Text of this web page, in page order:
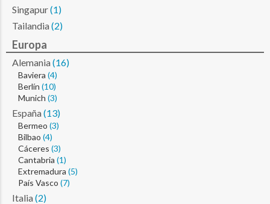
Singapur(1)
Tailandia (2)
Europa
Alemania (16)
Baviera (4)
Berlín (10)
Munich (3)
España (13)
Bermeo (3)
Bilbao (4)
Cáceres (3)
Cantabria (1)
Extremadura (5)
País Vasco (7)
Italia (2)